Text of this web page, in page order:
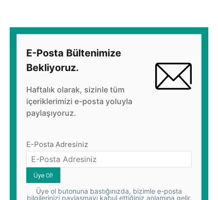
E-Posta Bültenimize
Bekliyoruz.
Haftalık olarak, sizinle tüm
içeriklerimizi e-posta yoluyla
paylaşıyoruz.
E-Posta Adresiniz
Üye ol butonuna bastığınızda, bizimle e-posta
bilgilerinizi paylaşmayı kabul ettiğiniz anlamına gelir.